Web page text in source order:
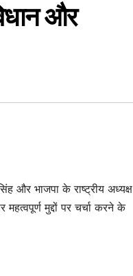
और
और भाजपा के राष्ट्रीय अध्यक्ष
मुद्दों पर चर्चा करने के